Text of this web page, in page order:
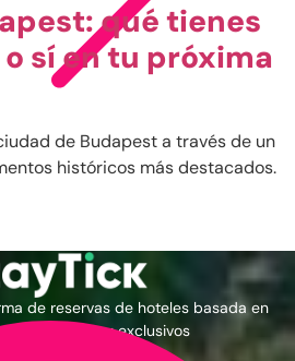
qué tienes
sí en tu próxima
de Budapest a través de un
históricos más destacados.
de reservas de hoteles basada en
precios muy exclusivos